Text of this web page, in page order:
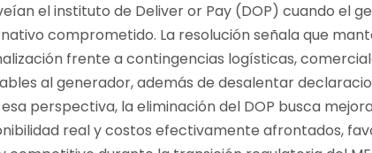
el instituto de Deliver or Pay (DOP) cuando el
comprometido. La resolución señala que
frente a contingencias logísticas,
al generador, además de desalentar
perspectiva, la eliminación del DOP busca
real y costos efectivamente afrontados,